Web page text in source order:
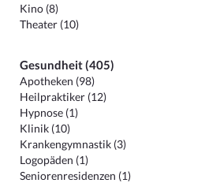
Kino (8)
Theater (10)
Gesundheit (405)
Apotheken (98)
Heilpraktiker (12)
Hypnose (1)
Klinik (10)
Krankengymnastik (3)
Logopäden (1)
Seniorenresidenzen (1)